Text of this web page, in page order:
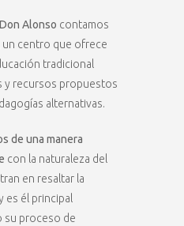
Alonso contamos
un centro que ofrece
tradicional
y recursos propuestos
alternativas.
de una manera
con la naturaleza del
en resaltar la
es él principal
su proceso de